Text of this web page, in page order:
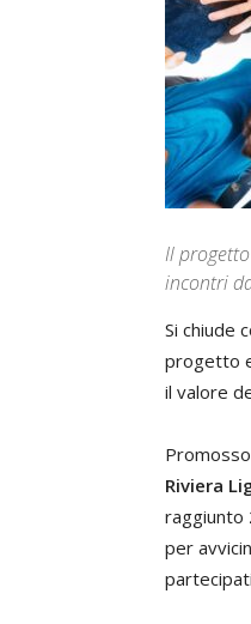
Il
incontri
Si chiude
progetto
il valore
Riviera
raggiunto
per